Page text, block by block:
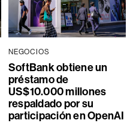
NEGOCIOS
SoftBank obtiene un
préstamo de
US$10.000 millones
respaldado por su
participación en OpenAI